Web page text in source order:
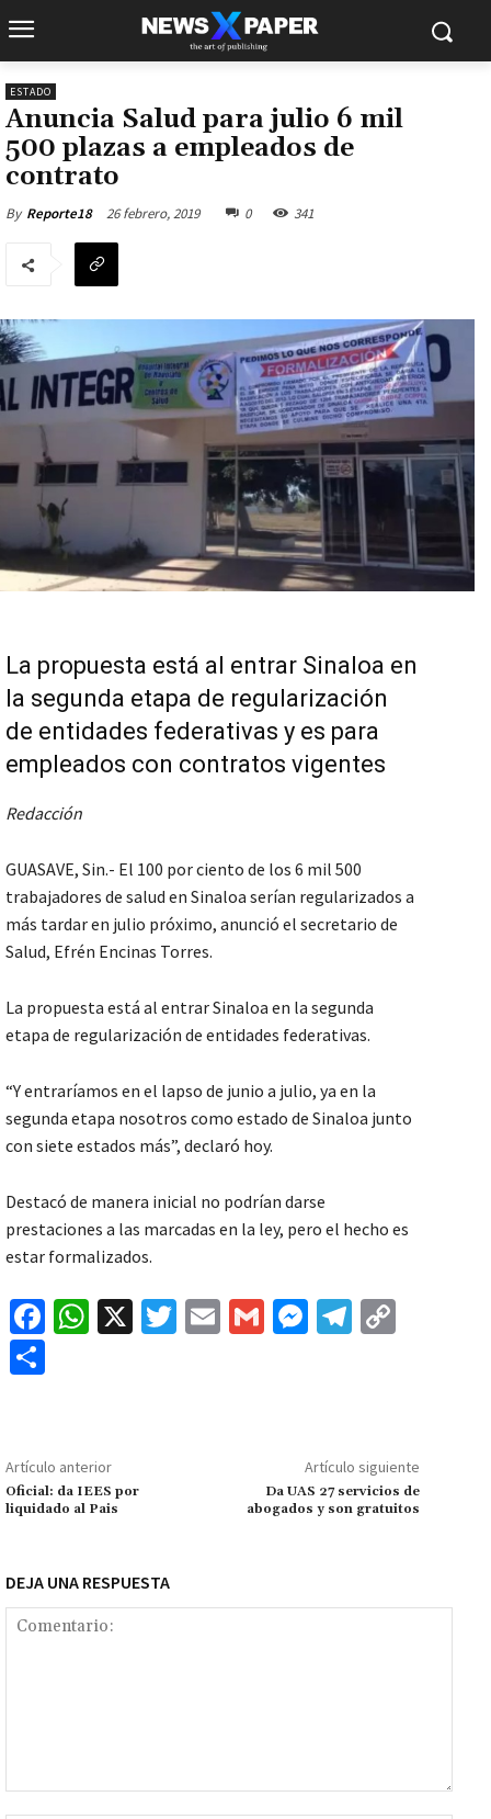
ESTADO
Anuncia Salud para julio 6 mil
500 plazas a empleados de
contrato
By Reporte18 26 febrero, 2019 0 341
La propuesta está al entrar Sinaloa en
la segunda etapa de regularización
de entidades federativas y es para
empleados con contratos vigentes
Redacción
GUASAVE, Sin.- El 100 por ciento de los 6 mil 500
trabajadores de salud en Sinaloa serían regularizados a
más tardar en julio próximo, anunció el secretario de
Salud, Efrén Encinas Torres.
La propuesta está al entrar Sinaloa en la segunda
etapa de regularización de entidades federativas.
“Y entraríamos en el lapso de junio a julio, ya en la
segunda etapa nosotros como estado de Sinaloa junto
con siete estados más”, declaró hoy.
Destacó de manera inicial no podrían darse
prestaciones a las marcadas en la ley, pero el hecho es
estar formalizados.
Fa
o
k
W
p
p
X
T
E
G
M
ge
r
Te
m Li
n
k
p
ar
Artículo anterior
Oficial: da IEES por
liquidado al Pais
Artículo siguiente
Da UAS 27 servicios de
abogados y son gratuitos
DEJA UNA RESPUESTA